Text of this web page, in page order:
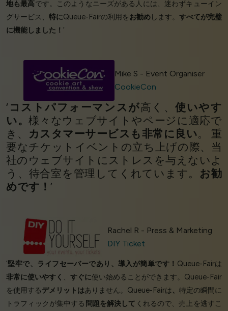
地も最高です。このようなニーズがある人には、迷わずキューイン
グサービス、 特にQueue-Fairの利用をお勧めします。 すべてが完璧
に機能しました！ ’
Mike S - Event Organiser
CookieCon
‘ コストパフォーマンスが高く、使いやす
い。様々なウェブサイトやページに適応で
き、 カスタマーサービスも非常に良い。 重
要なチケットイベントの立ち上げの際、当
社のウェブサイトにストレスを与えないよ
う、待合室を管理してくれています。 お勧
めです！ ’
Rachel R - Press & Marketing
DIY Ticket
‘堅牢で、ライフセーバーであり、導入が簡単です！ Queue-Fairは
非常に使いやすく 、 すぐに使い始めることができます。Queue-Fair
を使用するデメリットはありません。Queue-Fairは、 特定の瞬間に
トラフィックが集中する 問題を解決して くれるので、売上を逃すこ